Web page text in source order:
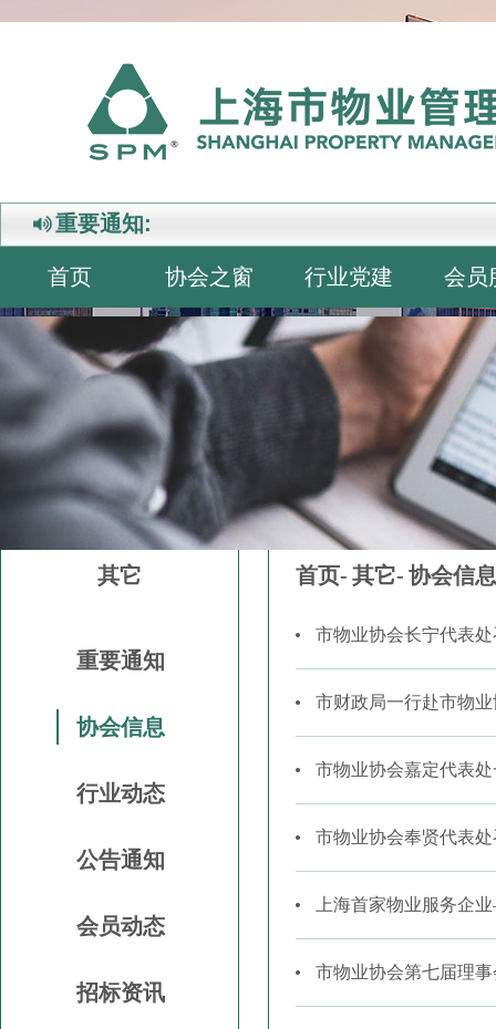
重要通知:
首页 协会之窗 行业党建 会员
其它
重要通知
协会信息
行业动态
公告通知
会员动态
招标资讯
首页- 其它- 协会信息
市物业协会长宁代表
市财政局一行赴市物
市物业协会嘉定代表
市物业协会奉贤代表
上海首家物业服务企
市物业协会第七届理